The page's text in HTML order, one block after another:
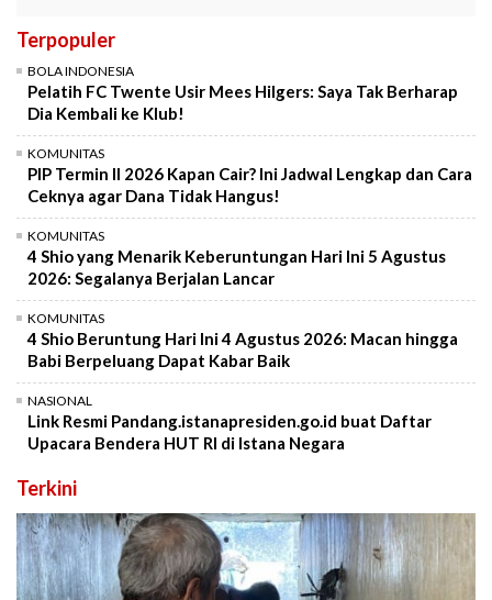
Terpopuler
BOLA INDONESIA
Pelatih FC Twente Usir Mees Hilgers: Saya Tak Berharap
Dia Kembali ke Klub!
KOMUNITAS
PIP Termin II 2026 Kapan Cair? Ini Jadwal Lengkap dan Cara
Ceknya agar Dana Tidak Hangus!
KOMUNITAS
4 Shio yang Menarik Keberuntungan Hari Ini 5 Agustus
2026: Segalanya Berjalan Lancar
KOMUNITAS
4 Shio Beruntung Hari Ini 4 Agustus 2026: Macan hingga
Babi Berpeluang Dapat Kabar Baik
NASIONAL
Link Resmi Pandang.istanapresiden.go.id buat Daftar
Upacara Bendera HUT RI di Istana Negara
Terkini